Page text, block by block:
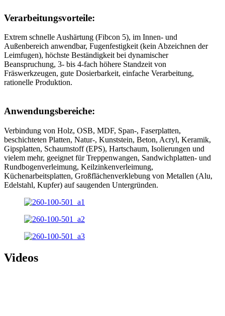
Verarbeitungsvorteile:
Extrem schnelle Aushärtung (Fibcon 5), im Innen- und
Außenbereich anwendbar, Fugenfestigkeit (kein Abzeichnen der
Leimfugen), höchste Beständigkeit bei dynamischer
Beanspruchung, 3- bis 4-fach höhere Standzeit von
Fräswerkzeugen, gute Dosierbarkeit, einfache Verarbeitung,
rationelle Produktion.
Anwendungsbereiche:
Verbindung von Holz, OSB, MDF, Span-, Faserplatten,
beschichteten Platten, Natur-, Kunststein, Beton, Acryl, Keramik,
Gipsplatten, Schaumstoff (EPS), Hartschaum, Isolierungen und
vielem mehr, geeignet für Treppenwangen, Sandwichplatten- und
Rundbogenverleimung, Keilzinkenverleimung,
Küchenarbeitsplatten, Großflächenverklebung von Metallen (Alu,
Edelstahl, Kupfer) auf saugenden Untergründen.
Videos